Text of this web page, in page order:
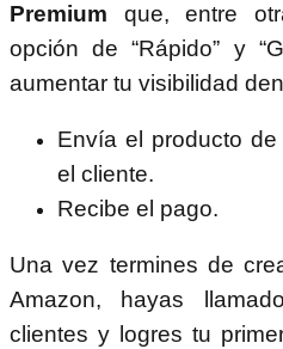
Premium que, entre
opción de “Rápido” y
aumentar tu visibilidad
Envía el producto
el cliente.
Recibe el pago.
Una vez termines de
Amazon, hayas
clientes y logres tu